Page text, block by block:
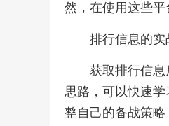
然，在使用这些平
排行信息的实
获取排行信
思路，可以快速
整自己的备战策